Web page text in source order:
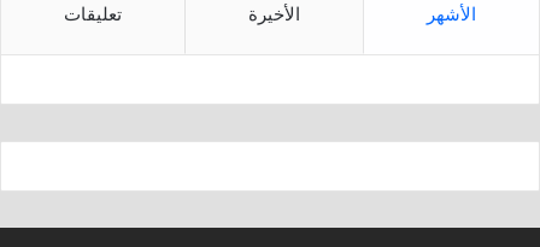
الأشهر الأخيرة تعليقات